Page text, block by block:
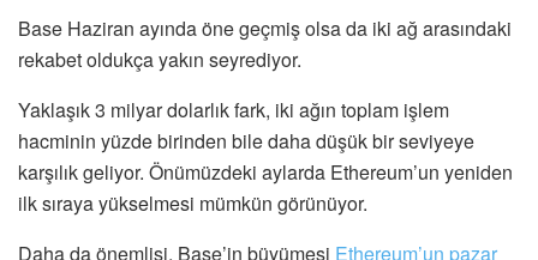
Base Haziran ayında öne geçmiş olsa da iki ağ arasındaki
rekabet oldukça yakın seyrediyor.
Yaklaşık 3 milyar dolarlık fark, iki ağın toplam işlem
hacminin yüzde birinden bile daha düşük bir seviyeye
karşılık geliyor. Önümüzdeki aylarda Ethereum’un yeniden
ilk sıraya yükselmesi mümkün görünüyor.
Daha da önemlisi, Base’in büyümesi Ethereum’un pazar